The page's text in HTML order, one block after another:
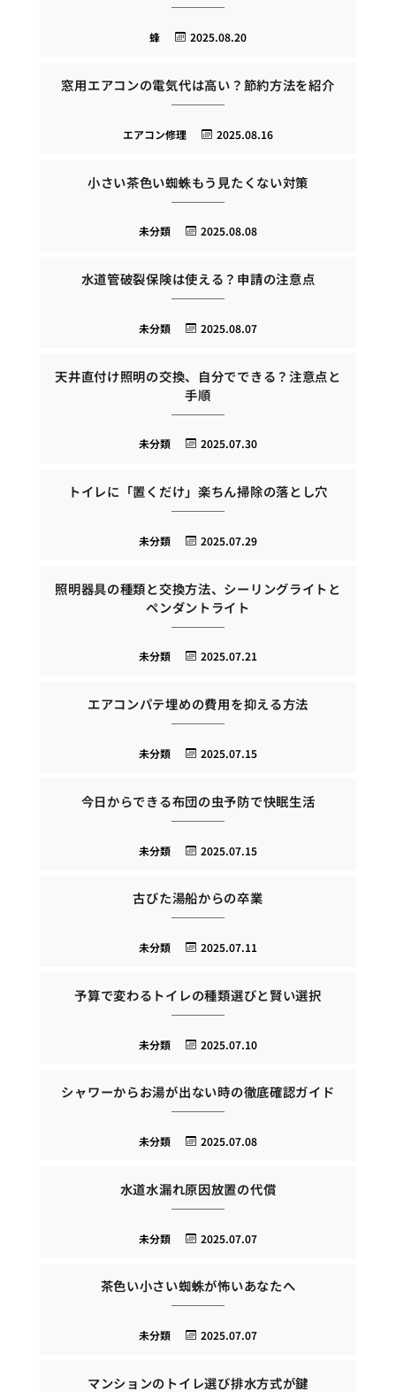
2025.08.20
蜂
窓用エアコンの電気代は高い？節約方法を紹介
2025.08.16
エアコン修理
小さい茶色い蜘蛛もう見たくない対策
2025.08.08
未分類
水道管破裂保険は使える？申請の注意点
2025.08.07
未分類
天井直付け照明の交換、自分でできる？注意点と
手順
2025.07.30
未分類
トイレに「置くだけ」楽ちん掃除の落とし穴
2025.07.29
未分類
照明器具の種類と交換方法、シーリングライトと
ペンダントライト
2025.07.21
未分類
エアコンパテ埋めの費用を抑える方法
2025.07.15
未分類
今日からできる布団の虫予防で快眠生活
2025.07.15
未分類
古びた湯船からの卒業
2025.07.11
未分類
予算で変わるトイレの種類選びと賢い選択
2025.07.10
未分類
シャワーからお湯が出ない時の徹底確認ガイド
2025.07.08
未分類
水道水漏れ原因放置の代償
2025.07.07
未分類
茶色い小さい蜘蛛が怖いあなたへ
2025.07.07
未分類
マンションのトイレ選び排水方式が鍵